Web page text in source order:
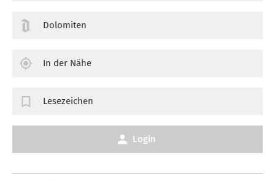
Dolomiten
In der Nähe
Lesezeichen
Login